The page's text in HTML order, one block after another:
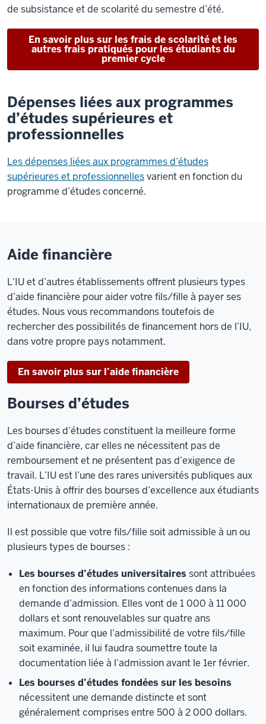
de subsistance et de scolarité du semestre d’été.
En savoir plus sur les frais de scolarité et les
autres frais pratiqués pour les étudiants du
premier cycle
Dépenses liées aux programmes
d’études supérieures et
professionnelles
Les dépenses liées aux programmes d’études
supérieures et professionnellesvarient en fonction du
programme d’études concerné.
Aide financière
L’IU et d’autres établissements offrent plusieurs types
d’aide financière pour aider votre fils/fille à payer ses
études. Nous vous recommandons toutefois de
rechercher des possibilités de financement hors de l’IU,
dans votre propre pays notamment.
En savoir plus sur l’aide financière
Bourses d’études
Les bourses d’études constituent la meilleure forme
d’aide financière, car elles ne nécessitent pas de
remboursement et ne présentent pas d’exigence de
travail. L’IU est l’une des rares universités publiques aux
États-Unis à offrir des bourses d’excellence aux étudiants
internationaux de première année.
Il est possible que votre fils/fille soit admissible à un ou
plusieurs types de bourses :
Les bourses d’études universitaires sont attribuées
en fonction des informations contenues dans la
demande d’admission. Elles vont de 1 000 à 11 000
dollars et sont renouvelables sur quatre ans
maximum. Pour que l’admissibilité de votre fils/fille
soit examinée, il lui faudra soumettre toute la
documentation liée à l’admission avant le 1er février.
Les bourses d’études fondées sur les besoins
nécessitent une demande distincte et sont
généralement comprises entre 500 à 2 000 dollars.